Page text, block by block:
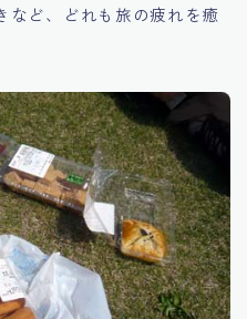
など、どれも旅の疲れを癒